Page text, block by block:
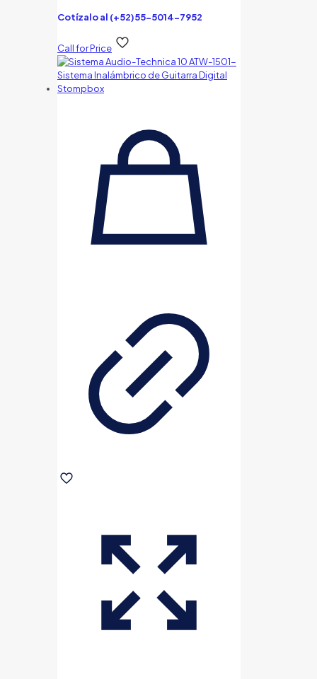
Cotízalo al (+52)55-5014-7952
Call for Price